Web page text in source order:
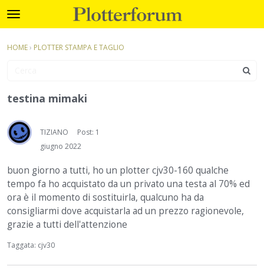
t
o
g
e
n
u
Plotterforum
Accedi
Attività
Accedi · Registrati
HOME› PLOTTER STAMPA E TAGLIO
testina mimaki
TIZIANO
Post: 1
giugno 2022
buon giorno a tutti, ho un plotter cjv30-160 qualche
tempo fa ho acquistato da un privato una testa al 70% ed
ora è il momento di sostituirla, qualcuno ha da
consigliarmi dove acquistarla ad un prezzo ragionevole,
grazie a tutti dell'attenzione
Taggata: cjv30